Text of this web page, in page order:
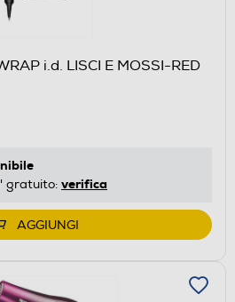
i.d. LISCI E MOSSI-RED
gratuito: verifica
AGGIUNGI